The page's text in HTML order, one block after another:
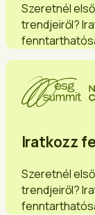
Szeretnél
trendjeiről?
Iratkozz
Szeretnél
trendjeiről?